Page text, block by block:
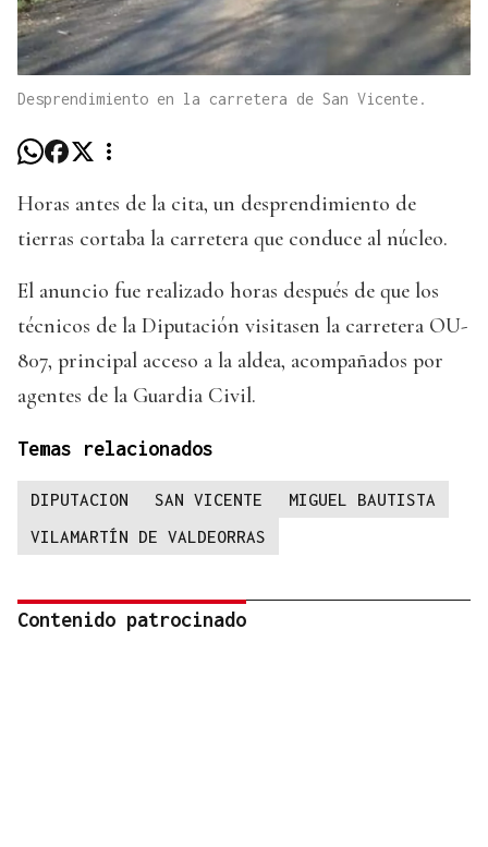
Desprendimiento en la carretera de San Vicente.
Horas antes de la cita, un desprendimiento de
tierras cortaba la carretera que conduce al núcleo.
El anuncio fue realizado horas después de que los
técnicos de la Diputación visitasen la carretera OU-
807, principal acceso a la aldea, acompañados por
agentes de la Guardia Civil.
Temas relacionados
DIPUTACION SAN VICENTE
MIGUEL BAUTISTA
VILAMARTÍN DE VALDEORRAS
Contenido patrocinado